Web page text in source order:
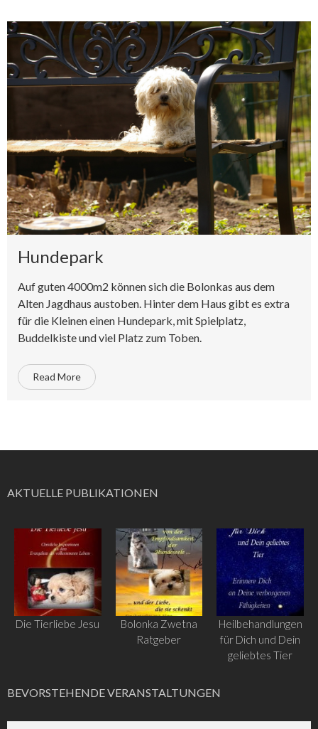
Hundepark
Auf guten 4000m2 können sich die Bolonkas aus dem
Alten Jagdhaus austoben. Hinter dem Haus gibt es extra
für die Kleinen einen Hundepark, mit Spielplatz,
Buddelkiste und viel Platz zum Toben.
Read More
AKTUELLE PUBLIKATIONEN
Die Tierliebe Jesu
Bolonka Zwetna
Ratgeber
Heilbehandlungen
für Dich und Dein
geliebtes Tier
BEVORSTEHENDE VERANSTALTUNGEN